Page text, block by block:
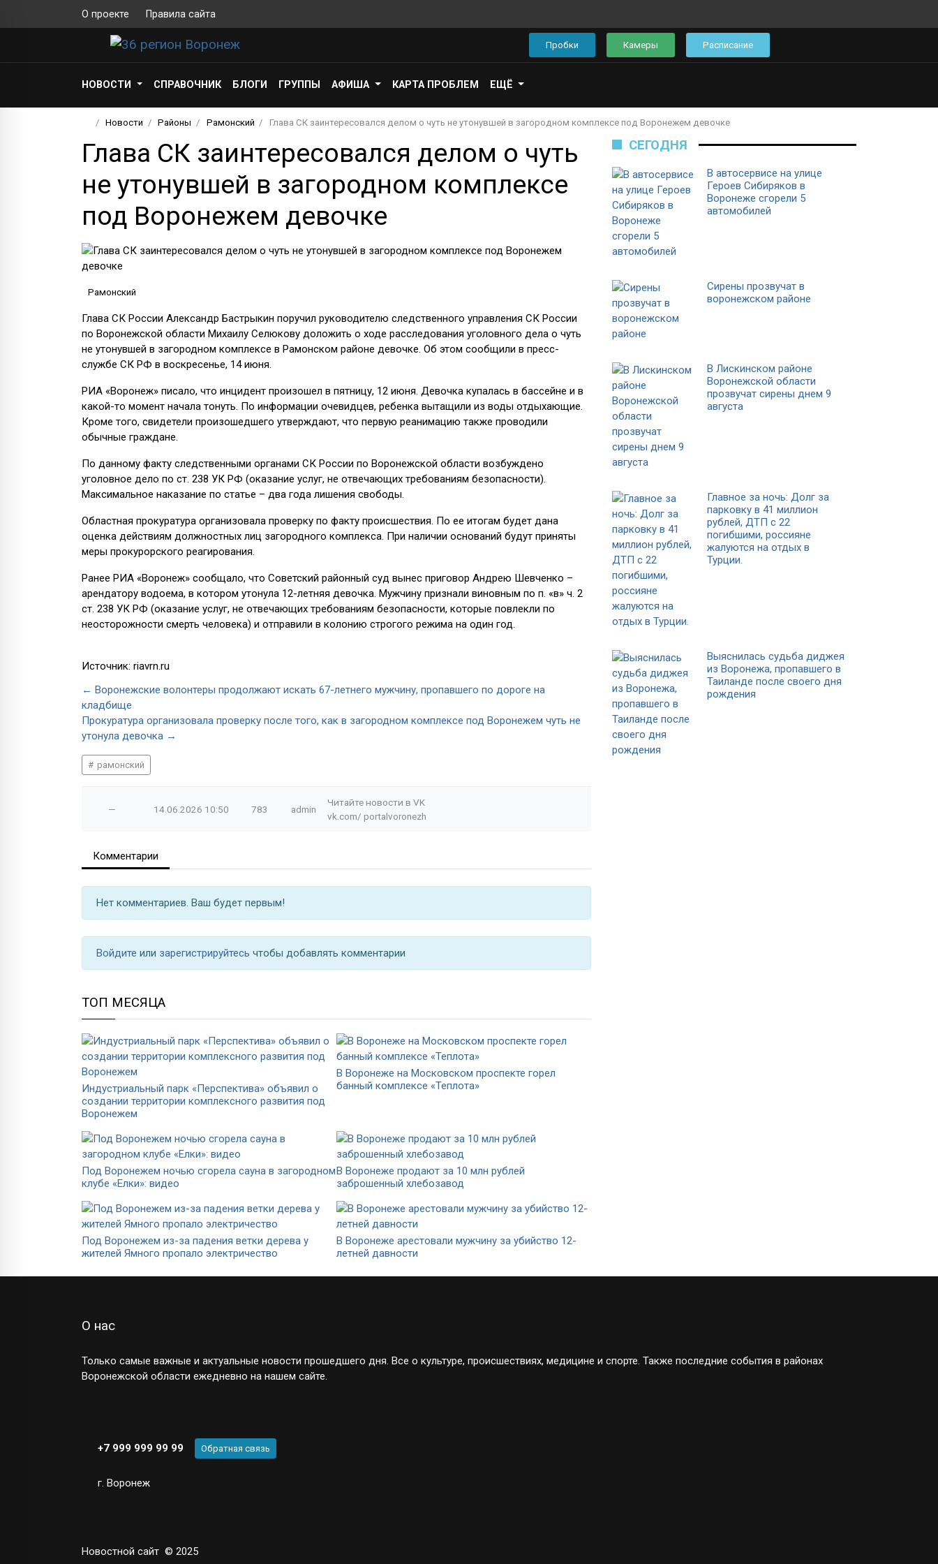
О проекте Правила сайта
Пробки Камеры Расписание
НОВОСТИ СПРАВОЧНИК БЛОГИ ГРУППЫ АФИША КАРТА ПРОБЛЕМ ЕЩЁ
Новости Районы Рамонский Глава СК заинтересовался делом о чуть не утонувшей в загородном комплексе под Воронежем девочке
Глава СК заинтересовался делом о чуть
не утонувшей в загородном комплексе
под Воронежем девочке
Рамонский
Глава СК России Александр Бастрыкин поручил руководителю следственного управления СК России
по Воронежской области Михаилу Селюкову доложить о ходе расследования уголовного дела о чуть
не утонувшей в загородном комплексе в Рамонском районе девочке. Об этом сообщили в пресс-
службе СК РФ в воскресенье, 14 июня.
РИА «Воронеж» писало, что инцидент произошел в пятницу, 12 июня. Девочка купалась в бассейне и в
какой-то момент начала тонуть. По информации очевидцев, ребенка вытащили из воды отдыхающие.
Кроме того, свидетели произошедшего утверждают, что первую реанимацию также проводили
обычные граждане.
По данному факту следственными органами СК России по Воронежской области возбуждено
уголовное дело по ст. 238 УК РФ (оказание услуг, не отвечающих требованиям безопасности).
Максимальное наказание по статье – два года лишения свободы.
Областная прокуратура организовала проверку по факту происшествия. По ее итогам будет дана
оценка действиям должностных лиц загородного комплекса. При наличии оснований будут приняты
меры прокурорского реагирования.
Ранее РИА «Воронеж» сообщало, что Советский районный суд вынес приговор Андрею Шевченко –
арендатору водоема, в котором утонула 12-летняя девочка. Мужчину признали виновным по п. «в» ч. 2
ст. 238 УК РФ (оказание услуг, не отвечающих требованиям безопасности, которые повлекли по
неосторожности смерть человека) и отправили в колонию строгого режима на один год.
Источник: riavrn.ru
← Воронежские волонтеры продолжают искать 67-летнего мужчину, пропавшего по дороге на
кладбище
Прокуратура организовала проверку после того, как в загородном комплексе под Воронежем чуть не
утонула девочка →
рамонский
— 14.06.2026 10:50 783 admin
Читайте новости в VK
vk.com/ portalvoronezh
Комментарии
Нет комментариев. Ваш будет первым!
Войдите или зарегистрируйтесь чтобы добавлять комментарии
ТОП МЕСЯЦА
Индустриальный парк «Перспектива» объявил о
создании территории комплексного развития под
Воронежем
В Воронеже на Московском проспекте горел
банный комплексе «Теплота»
Под Воронежем ночью сгорела сауна в загородном
клубе «Елки»: видео
В Воронеже продают за 10 млн рублей
заброшенный хлебозавод
Под Воронежем из-за падения ветки дерева у
жителей Ямного пропало электричество
В Воронеже арестовали мужчину за убийство 12-
летней давности
СЕГОДНЯ
В автосервисе на улице
Героев Сибиряков в
Воронеже сгорели 5
автомобилей
Сирены прозвучат в
воронежском районе
В Лискинском районе
Воронежской области
прозвучат сирены днем 9
августа
Главное за ночь: Долг за
парковку в 41 миллион
рублей, ДТП с 22
погибшими, россияне
жалуются на отдых в
Турции.
Выяснилась судьба диджея
из Воронежа, пропавшего в
Таиланде после своего дня
рождения
О нас
Только самые важные и актуальные новости прошедшего дня. Все о культуре, происшествиях, медицине и спорте. Также последние события в районах
Воронежской области ежедневно на нашем сайте.
+7 999 999 99 99 Обратная связь
г. Воронеж
Новостной сайт © 2025